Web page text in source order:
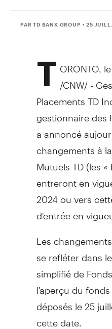
PAR TD BANK GROUP • 25
T ORONTO
/CNW/ -
Placements TD
gestionnaire des
a annoncé
changements à
Mutuels TD (les
entreront en
2024 ou vers
d'entrée en
Les
se refléter dans
simplifié de
l'aperçu du
déposés le 25
cette date.